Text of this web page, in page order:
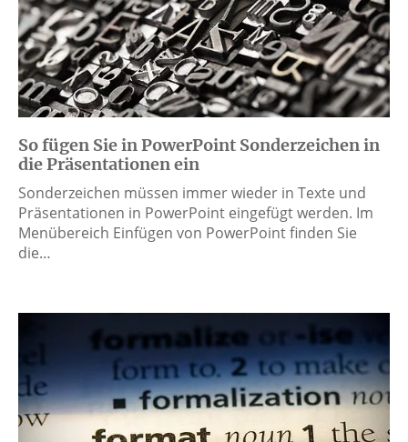
So fügen Sie in PowerPoint Sonderzeichen in
die Präsentationen ein
Sonderzeichen müssen immer wieder in Texte und
Präsentationen in PowerPoint eingefügt werden. Im
Menübereich Einfügen von PowerPoint finden Sie
die…